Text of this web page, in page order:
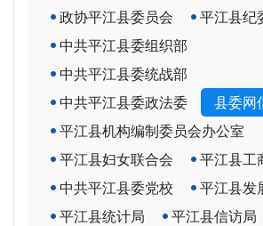
政协平江县委员会
平江县纪
中共平江县委组织部
中共平江县委统战部
中共平江县委政法委
县委网
平江县机构编制委员会办公室
平江县妇女联合会
平江县工
中共平江县委党校
平江县发
平江县统计局
平江县信访局